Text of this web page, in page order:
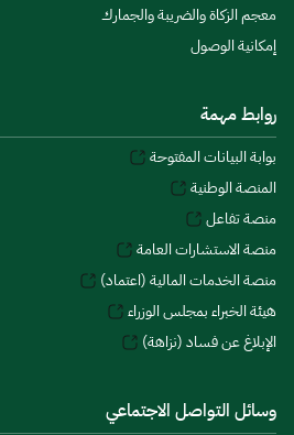
معجم الزكاة والضريبة والجمارك
إمكانية الوصول
روابط مهمة
بوابة البيانات المفتوحة
المنصة الوطنية
منصة تفاعل
منصة الاستشارات العامة
منصة الخدمات المالية (اعتماد)
هيئة الخبراء بمجلس الوزراء
الإبلاغ عن فساد (نزاهة)
وسائل التواصل الاجتماعي